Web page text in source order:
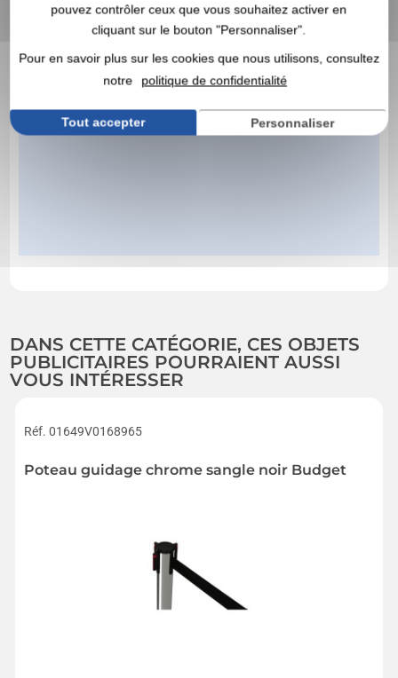
DANS CETTE CATÉGORIE, CES OBJETS
PUBLICITAIRES POURRAIENT AUSSI
VOUS INTÉRESSER
Réf. 01649V0168965
Poteau guidage chrome sangle noir Budget
pouvez contrôler ceux que vous souhaitez activer en
cliquant sur le bouton "Personnaliser".
Pour en savoir plus sur les cookies que nous utilisons, consultez
notre
politique de confidentialité
Tout accepter Personnaliser